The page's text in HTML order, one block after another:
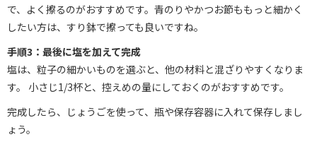
で、よく擦るのがおすすめです。青のりやかつお節ももっと細かく
したい方は、すり鉢で擦っても良いですね。
手順3：最後に塩を加えて完成
塩は、粒子の細かいものを選ぶと、他の材料と混ざりやすくなりま
す。 小さじ1/3杯と、控えめの量にしておくのがおすすめです。
完成したら、じょうごを使って、瓶や保存容器に入れて保存しまし
ょう。